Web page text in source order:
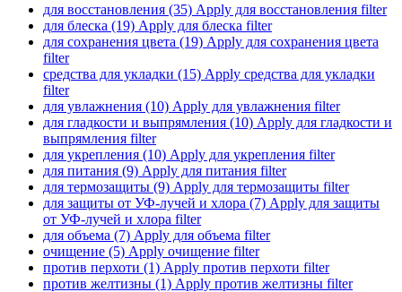
для восстановления (35) Apply для восстановления filter
для блеска (19) Apply для блеска filter
для сохранения цвета (19) Apply для сохранения цвета
filter
средства для укладки (15) Apply средства для укладки
filter
для увлажнения (10) Apply для увлажнения filter
для гладкости и выпрямления (10) Apply для гладкости и
выпрямления filter
для укрепления (10) Apply для укрепления filter
для питания (9) Apply для питания filter
для термозащиты (9) Apply для термозащиты filter
для защиты от УФ-лучей и хлора (7) Apply для защиты
от УФ-лучей и хлора filter
для объема (7) Apply для объема filter
очищение (5) Apply очищение filter
против перхоти (1) Apply против перхоти filter
против желтизны (1) Apply против желтизны filter